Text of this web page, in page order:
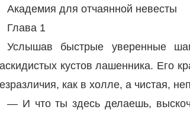
Академия для отчаянной невесты
Глава 1
Услышав быстрые уверенные
кустов лашенника. Его
как в холле, а чистая,
— И что ты здесь делаешь,